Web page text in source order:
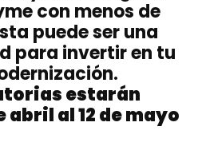
con menos de
puede ser una
para invertir en tu
estarán
abril al 12 de mayo